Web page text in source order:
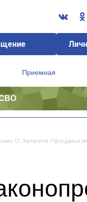
Приемная
О Запрете Продажи